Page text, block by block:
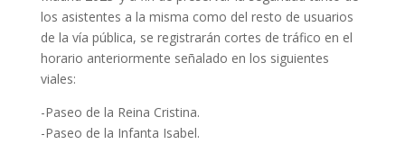
los asistentes a la misma como del resto de usuarios
de la vía pública, se registrarán cortes de tráfico en el
horario anteriormente señalado en los siguientes
viales:
-Paseo de la Reina Cristina.
-Paseo de la Infanta Isabel.